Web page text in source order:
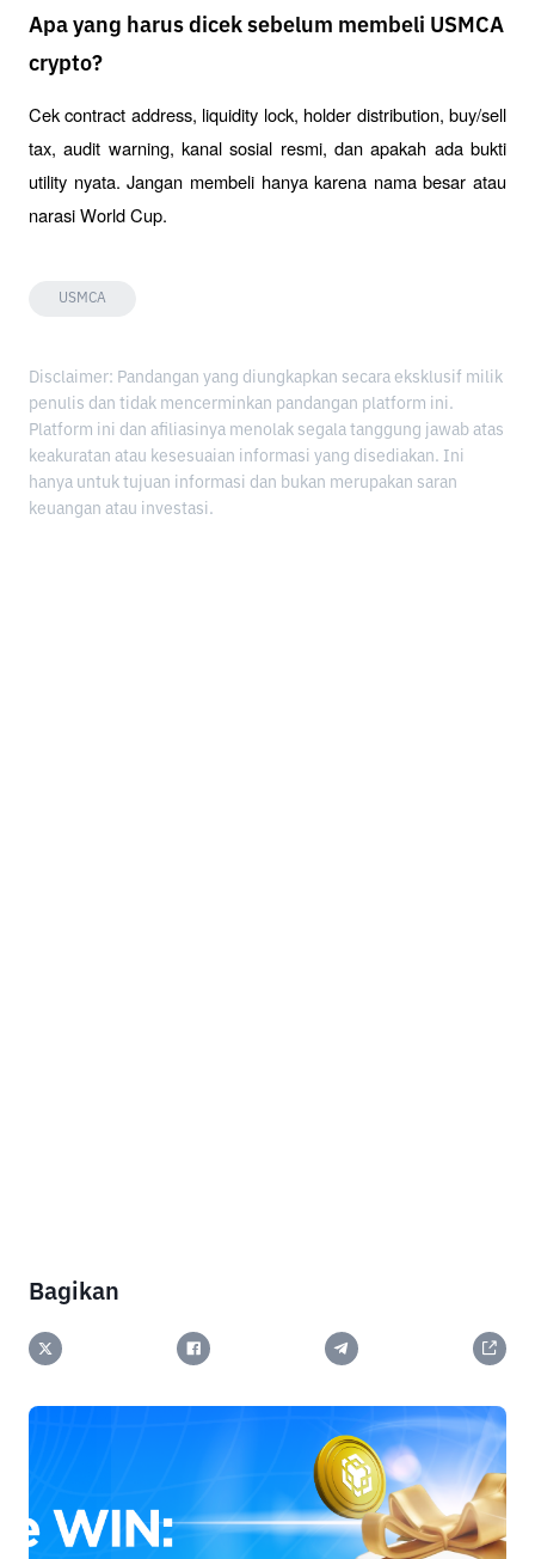
Apa yang harus dicek sebelum membeli USMCA
crypto?
Cek contract address, liquidity lock, holder distribution, buy/sell
tax, audit warning, kanal sosial resmi, dan apakah ada bukti
utility nyata. Jangan membeli hanya karena nama besar atau
narasi World Cup.
USMCA
Disclaimer: Pandangan yang diungkapkan secara eksklusif milik
penulis dan tidak mencerminkan pandangan platform ini.
Platform ini dan afiliasinya menolak segala tanggung jawab atas
keakuratan atau kesesuaian informasi yang disediakan. Ini
hanya untuk tujuan informasi dan bukan merupakan saran
keuangan atau investasi.
Bagikan